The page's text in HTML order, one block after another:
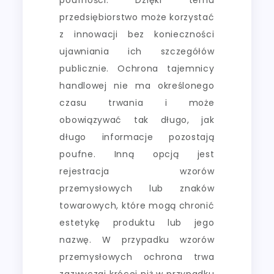
przedsiębiorstwo może korzystać
z innowacji bez konieczności
ujawniania ich szczegółów
publicznie. Ochrona tajemnicy
handlowej nie ma określonego
czasu trwania i może
obowiązywać tak długo, jak
długo informacje pozostają
poufne. Inną opcją jest
rejestracja wzorów
przemysłowych lub znaków
towarowych, które mogą chronić
estetykę produktu lub jego
nazwę. W przypadku wzorów
przemysłowych ochrona trwa